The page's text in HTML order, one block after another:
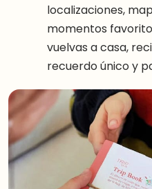
localizaciones,
momentos
vuelvas a casa,
recuerdo único y